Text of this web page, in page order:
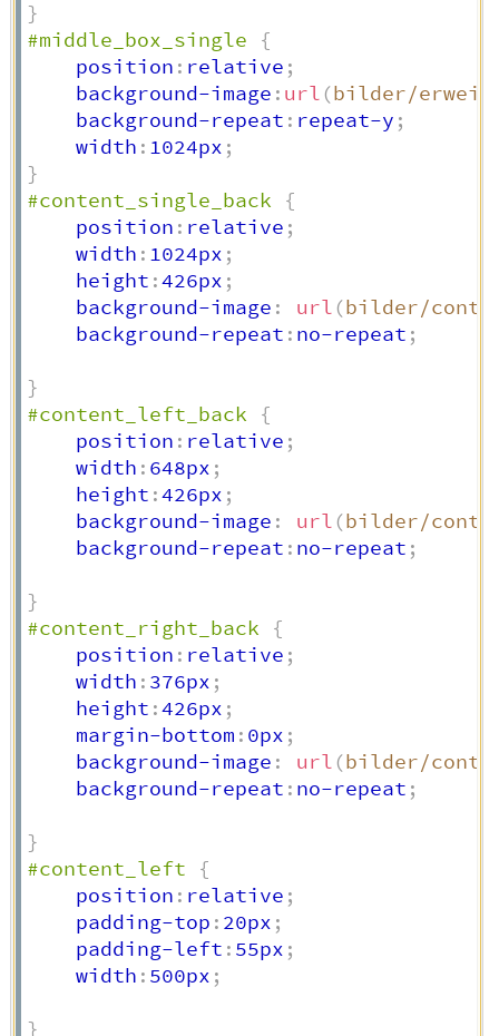
}
#middle_box_single
{
    position
: relative ;
    background-image
: url (bilder/
    background-repeat
: repeat-y ;
    width
: 1024px ;
}
#content_single_back
{
    position
: relative ;
    width
: 1024px ;
    height
:426px ;
    background-image
: url (bilder/
    background-repeat
: no-repeat ;
}
#content_left_back
{
    position
: relative ;
    width
: 648px ;
    height
:426px ;
    background-image
: url (bilder/
    background-repeat
: no-repeat ;
}
#content_right_back
{
    position
: relative ;
    width
: 376px ;
    height
:426px ;
    margin-bottom
: 0px ;
    background-image
: url (bilder/
    background-repeat
: no-repeat ;
}
#content_left
{
    position
: relative ;
    padding-top
: 20px ;
    padding-left
: 55px ;
    width
: 500px ;
}